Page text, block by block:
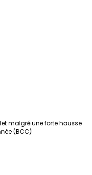
malgré une forte hausse
(BCC)